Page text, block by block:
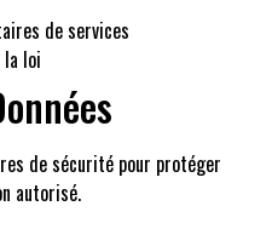
de services
loi
de sécurité pour protéger
autorisé.